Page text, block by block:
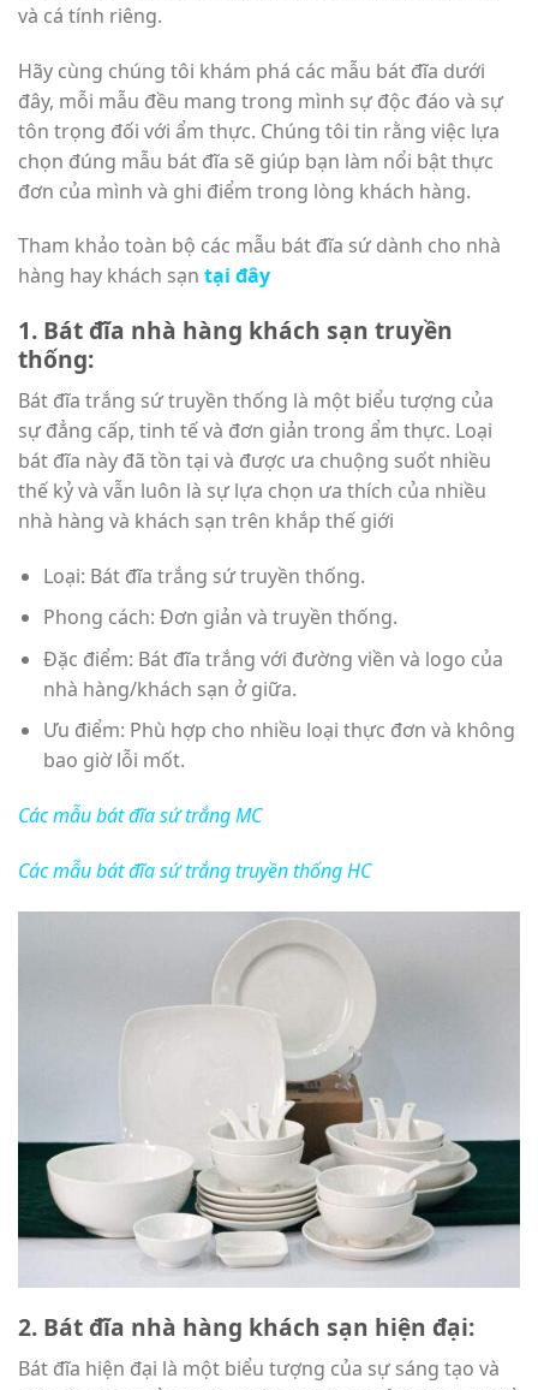
và cá tính riêng.
Hãy cùng chúng tôi khám phá các mẫu bát đĩa dưới
đây, mỗi mẫu đều mang trong mình sự độc đáo và sự
tôn trọng đối với ẩm thực. Chúng tôi tin rằng việc lựa
chọn đúng mẫu bát đĩa sẽ giúp bạn làm nổi bật thực
đơn của mình và ghi điểm trong lòng khách hàng.
Tham khảo toàn bộ các mẫu bát đĩa sứ dành cho nhà
hàng hay khách sạn tại đây
1. Bát đĩa nhà hàng khách sạn truyền
thống:
Bát đĩa trắng sứ truyền thống là một biểu tượng của
sự đẳng cấp, tinh tế và đơn giản trong ẩm thực. Loại
bát đĩa này đã tồn tại và được ưa chuộng suốt nhiều
thế kỷ và vẫn luôn là sự lựa chọn ưa thích của nhiều
nhà hàng và khách sạn trên khắp thế giới
Loại: Bát đĩa trắng sứ truyền thống.
Phong cách: Đơn giản và truyền thống.
Đặc điểm: Bát đĩa trắng với đường viền và logo của
nhà hàng/khách sạn ở giữa.
Ưu điểm: Phù hợp cho nhiều loại thực đơn và không
bao giờ lỗi mốt.
Các mẫu bát đĩa sứ trắng MC
Các mẫu bát đĩa sứ trắng truyền thống HC
2. Bát đĩa nhà hàng khách sạn hiện đại:
Bát đĩa hiện đại là một biểu tượng của sự sáng tạo và